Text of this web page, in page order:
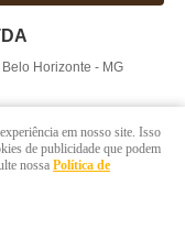
Horizonte - MG
em nosso site. Isso
de publicidade que podem
nossa Política de